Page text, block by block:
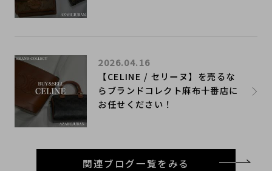
【CELINE / セリーヌ】を売るな
らブランドコレクト麻布十番店に
お任せください！
2026.04.16
関連ブログ一覧をみる